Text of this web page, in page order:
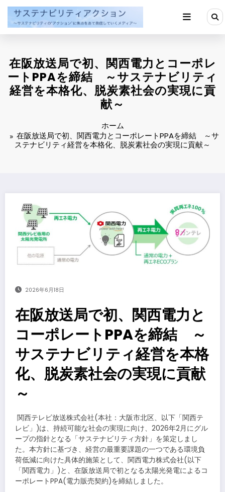
ン
在阪放送局で初、関西電力とコーポレ
ートPPAを締結 ～サステナビリティ
経営を本格化、脱炭素社会の実現に貢
献～
ホーム
在阪放送局で初、関西電力とコーポレートPPAを締結 ～サ
ステナビリティ経営を本格化、脱炭素社会の実現に貢献～
2026年6月18日
在阪放送局で初、関西電力と
コーポレートPPAを締結 ～
サステナビリティ経営を本格
化、脱炭素社会の実現に貢献
～
​関西テレビ放送株式会社(本社：大阪市北区、以下「関西テ
レビ」)は、持続可能な社会の実現に向け、2026年2月にグル
ープの指針となる「サステナビリティ方針」を策定しまし
た。本方針に基づき、経営の最重要課題の一つである環境負
荷低減に向けた具体的施策として、関西電力株式会社(以下
「関西電力」)と、在阪放送局で初となる太陽光発電によるコ
ーポレートPPA(電力販売契約)を締結しました。